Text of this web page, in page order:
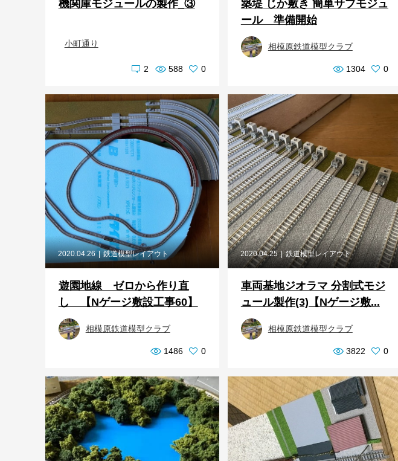
機関庫モジュールの製作_③
小町通り
2 588 0
築堤 じか敷き 簡単サブモジュ
ール 準備開始
相模原鉄道模型クラブ
1304 0
2020.04.26 鉄道模型レイアウト
遊園地線 ゼロから作り直
し 【Nゲージ敷設工事60】
相模原鉄道模型クラブ
1486 0
2020.04.25 鉄道模型レイアウト
車両基地ジオラマ 分割式モジ
ュール製作(3)【Nゲージ敷...
相模原鉄道模型クラブ
3822 0